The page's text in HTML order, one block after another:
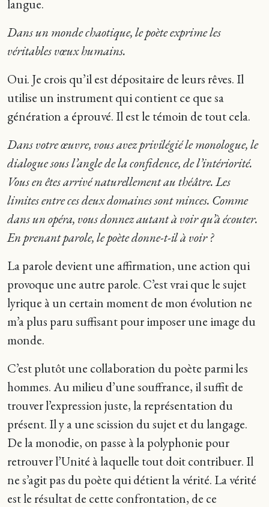
langue.
Dans un monde chaotique, le poète exprime les
véritables vœux humains.
Oui. Je crois qu’il est dépositaire de leurs rêves. Il
utilise un instrument qui contient ce que sa
génération a éprouvé. Il est le témoin de tout cela.
Dans votre œuvre, vous avez privilégié le monologue, le
dialogue sous l’angle de la confidence, de l’intériorité.
Vous en êtes arrivé naturellement au théâtre. Les
limites entre ces deux domaines sont minces. Comme
dans un opéra, vous donnez autant à voir qu’à écouter.
En prenant parole, le poète donne-t-il à voir ?
La parole devient une affirmation, une action qui
provoque une autre parole. C’est vrai que le sujet
lyrique à un certain moment de mon évolution ne
m’a plus paru suffisant pour imposer une image du
monde.
C’est plutôt une collaboration du poète parmi les
hommes. Au milieu d’une souffrance, il suffit de
trouver l’expression juste, la représentation du
présent. Il y a une scission du sujet et du langage.
De la monodie, on passe à la polyphonie pour
retrouver l’Unité à laquelle tout doit contribuer. Il
ne s’agit pas du poète qui détient la vérité. La vérité
est le résultat de cette confrontation, de ce